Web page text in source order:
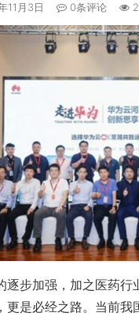
11月3日 0条评论
逐步加强，加之医药
是必经之路。当前我